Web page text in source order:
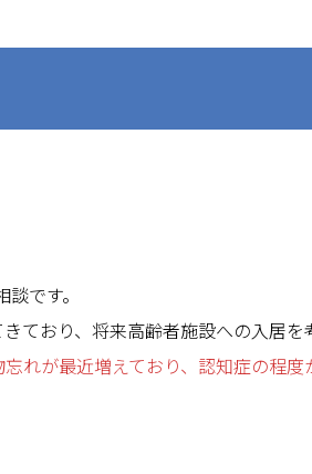
です。
ており、将来高齢者施設への入居を
れが最近増えており、認知症の程度